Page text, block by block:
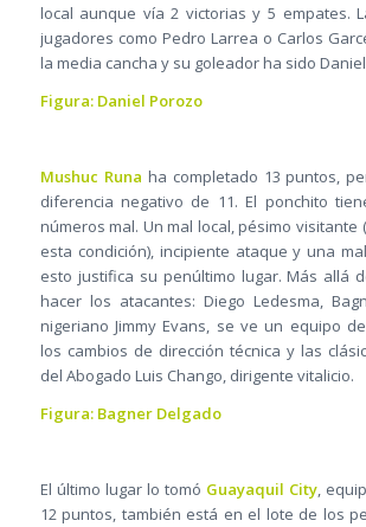
local aunque vía 2 victorias y 5 empates.
jugadores como Pedro Larrea o Carlos
la media cancha y su goleador ha sido
Figura: Daniel Porozo
Mushuc Runa ha completado 13 puntos,
diferencia negativo de 11. El ponchito
números mal. Un mal local, pésimo visitante
esta condición), incipiente ataque y una
esto justifica su penúltimo lugar. Más allá
hacer los atacantes: Diego Ledesma,
nigeriano Jimmy Evans, se ve un equipo
los cambios de dirección técnica y las
del Abogado Luis Chango, dirigente vitalicio.
Figura: Bagner Delgado
El último lugar lo tomó Guayaquil City,
12 puntos, también está en el lote de los